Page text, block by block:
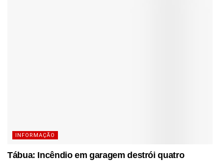
INFORMAÇÃO
Tábua: Incêndio em garagem destrói quatro